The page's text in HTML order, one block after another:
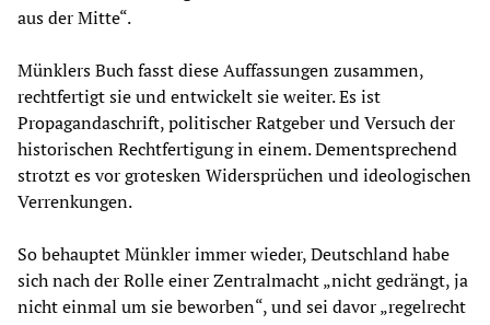
aus der Mitte“.
Münklers Buch fasst diese Auffassungen zusammen,
rechtfertigt sie und entwickelt sie weiter. Es ist
Propagandaschrift, politischer Ratgeber und Versuch der
historischen Rechtfertigung in einem. Dementsprechend
strotzt es vor grotesken Widersprüchen und ideologischen
Verrenkungen.
So behauptet Münkler immer wieder, Deutschland habe
sich nach der Rolle einer Zentralmacht „nicht gedrängt, ja
nicht einmal um sie beworben“, und sei davor „regelrecht